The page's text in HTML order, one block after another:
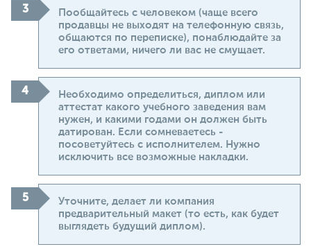
Пообщайтесь с человеком (чаще всего
продавцы не выходят на телефонную связь,
общаются по переписке), понаблюдайте за
его ответами, ничего ли вас не смущает.
Необходимо определиться, диплом или
аттестат какого учебного заведения вам
нужен, и какими годами он должен быть
датирован. Если сомневаетесь -
посоветуйтесь с исполнителем. Нужно
исключить все возможные накладки.
Уточните, делает ли компания
предварительный макет (то есть, как будет
выглядеть будущий диплом).